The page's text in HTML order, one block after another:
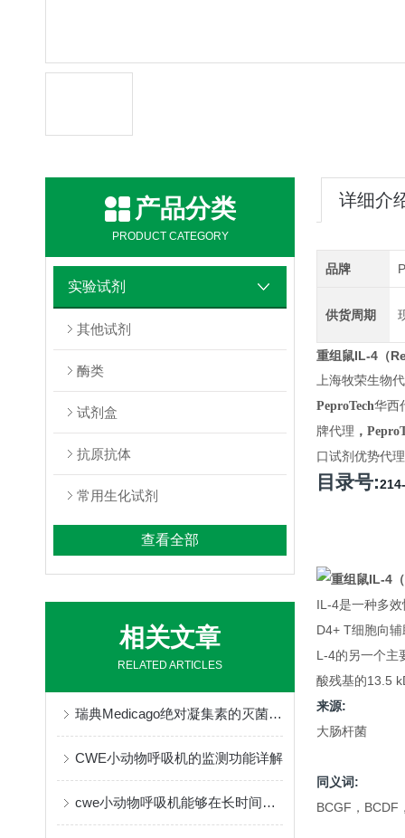
产品分类
PRODUCT CATEGORY
实验试剂
其他试剂
酶类
试剂盒
抗原抗体
常用生化试剂
查看全部
相关文章
RELATED ARTICLES
瑞典Medicago绝对凝集素的灭菌方式
CWE小动物呼吸机的监测功能详解
cwe小动物呼吸机能够在长时间实验中保持一致的输出
详细介
品牌
供货周期
重组鼠IL-4（
上海牧荣生物
PeproTech华西
牌代理 ，
口试剂优势代
目录号:
IL-4是一种多
D4+ T细胞向
L-4的另一个主
酸残基的13.5
来源:
大肠杆菌
同义词:
BCGF，BCDF